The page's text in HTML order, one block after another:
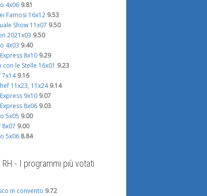
4x06 9.81
Famosi 16x12 9.53
Show 11x07 9.50
2021x03 9.50
4x03 9.40
8x10 9.29
con le Stelle 16x01 9.23
7x14 9.16
11x23, 11x24 9.14
9x10 9.07
8x06 9.03
5x05 9.00
8x07 9.00
5x06 8.84
RH - I programmi più votati
in convento 9.72